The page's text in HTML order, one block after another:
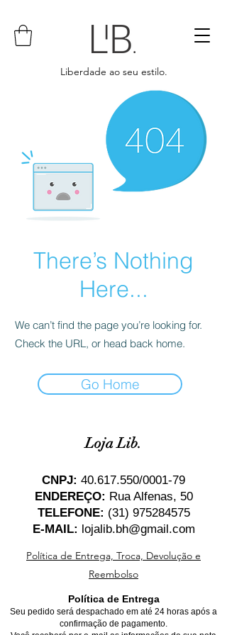
Liberdade ao seu estilo.
There’s Nothing
Here...
We can’t find the page you’re looking for.
Check the URL, or head back home.
Go Home
Loja Lib.
CNPJ: 40.617.550/0001-79
ENDEREÇO: Rua Alfenas, 50
TELEFONE: (31) 975284575
E-MAIL: lojalib.bh@gmail.com
Política de Entrega, Troca, Devolução e
Reembolso
Política de Entrega
Seu pedido será despachado em até 24 horas após a
confirmação de pagamento.